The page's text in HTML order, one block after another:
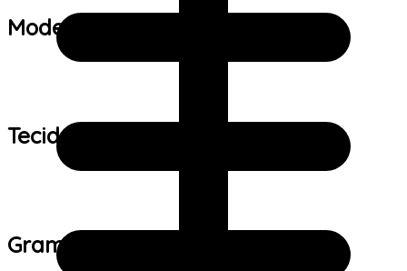
Modelo:
Tecido:
Gramatura do tecido: